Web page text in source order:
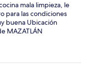
mala limpieza, le
para las condiciones
buena Ubicación
MAZATLÁN